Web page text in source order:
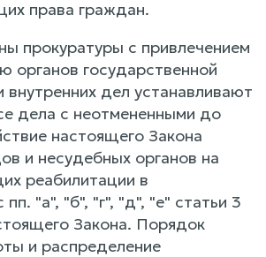
права граждан.
прокуратуры с привлечением
органов государственной
внутренних дел устанавливают
дела с неотмененными до
настоящего Закона
и несудебных органов на
реабилитации в
пп. "а", "б", "г", "д", "е" статьи 3
Закона. Порядок
и распределение